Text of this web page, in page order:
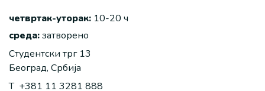
четвртак-уторак: 10-20 ч
среда:затворено
Студентски трг 13
Београд, Србија
T +381 11 3281 888